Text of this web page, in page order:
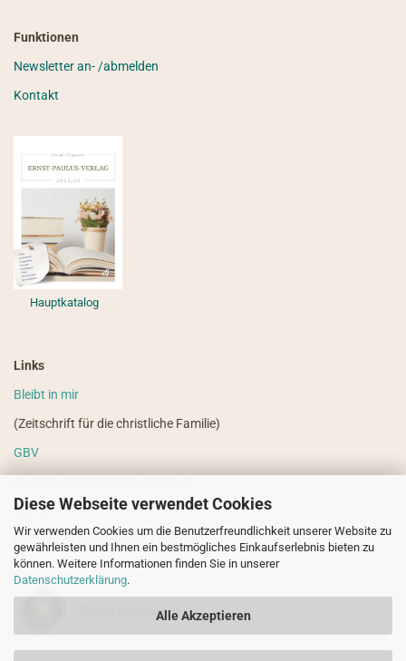
Diese Webseite verwendet Cookies
Wir verwenden Cookies um die Benutzerfreundlichkeit unserer Website zu
gewährleisten und Ihnen ein bestmögliches Einkaufserlebnis bieten zu
können. Weitere Informationen finden Sie in unserer
Datenschutzerklärung.
Alle Akzeptieren
Funktionen
Newsletter an- /abmelden
Kontakt
Hauptkatalog
Links
Bleibt in mir
(Zeitschrift für die christliche Familie)
GBV
VdHS
(weitere evangelistische Literatur)
Sicher einkaufen!